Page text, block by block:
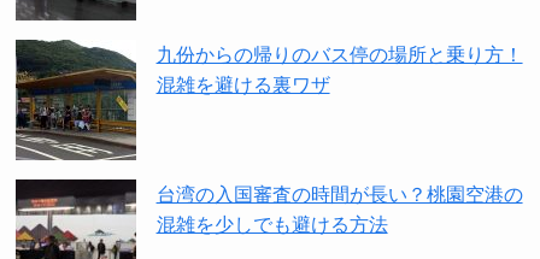
九份からの帰りのバス停の場所と乗り方！
混雑を避ける裏ワザ
台湾の入国審査の時間が長い？桃園空港の
混雑を少しでも避ける方法